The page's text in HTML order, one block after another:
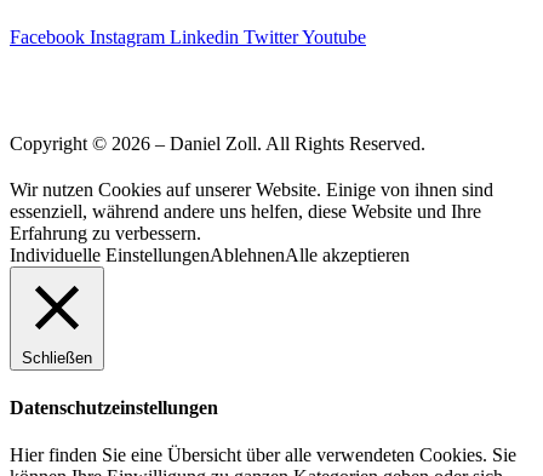
Facebook Instagram Linkedin TwitterYoutube
Copyright © 2026 – Daniel Zoll. All Rights Reserved.
Wir nutzen Cookies auf unserer Website. Einige von ihnen sind
essenziell, während andere uns helfen, diese Website und Ihre
Erfahrung zu verbessern.
Individuelle EinstellungenAblehnenAlle akzeptieren
Schließen
Datenschutzeinstellungen
Hier finden Sie eine Übersicht über alle verwendeten Cookies. Sie